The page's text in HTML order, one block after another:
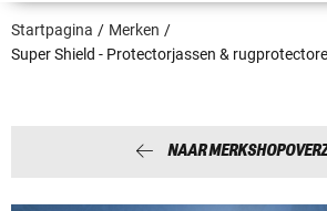
Startpagina
Merken
Super Shield - Protectorjassen &
NAAR